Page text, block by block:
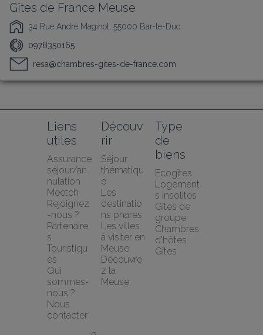
Gîtes de France Meuse
34 Rue André Maginot, 55000 Bar-le-Duc
0978350165
resa@chambres-gites-de-france.com
Liens
utiles
Assurance
séjour/an
nulation
Meetch
Rejoignez
-nous ?
Partenaire
s
Touristiqu
es
Qui
sommes-
nous ?
Nous
contacter
Découv
rir
Séjour
thématiqu
e
Les
destinatio
ns phares
Les villes
à visiter en
Meuse
Découvre
z la
Meuse
Type
de
biens
Ecogîtes
Logement
s insolites
Gîtes de
groupe
Chambres
d'hôtes
Gîtes